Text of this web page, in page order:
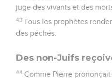
juge des vivants et des
43 Tous les prophètes
des péchés.
Des non-Juifs
44 Comme Pierre